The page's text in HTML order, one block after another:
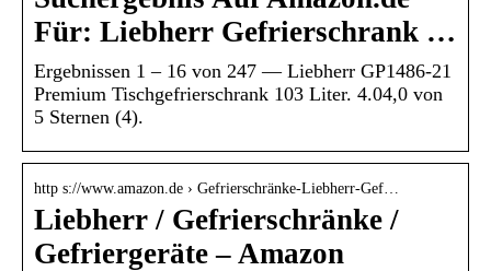
Für: Liebherr Gefrierschrank …
Ergebnissen 1 – 16 von 247 — Liebherr GP1486-21
Premium Tischgefrierschrank 103 Liter. 4.04,0 von
5 Sternen (4).
http s://www.amazon.de › Gefrierschränke-Liebherr-Gef…
Liebherr / Gefrierschränke /
Gefriergeräte – Amazon